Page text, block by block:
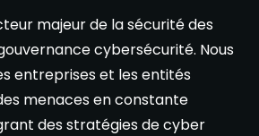
majeur de la sécurité des
cybersécurité. Nous
entreprises et les entités
menaces en constante
des stratégies de cyber